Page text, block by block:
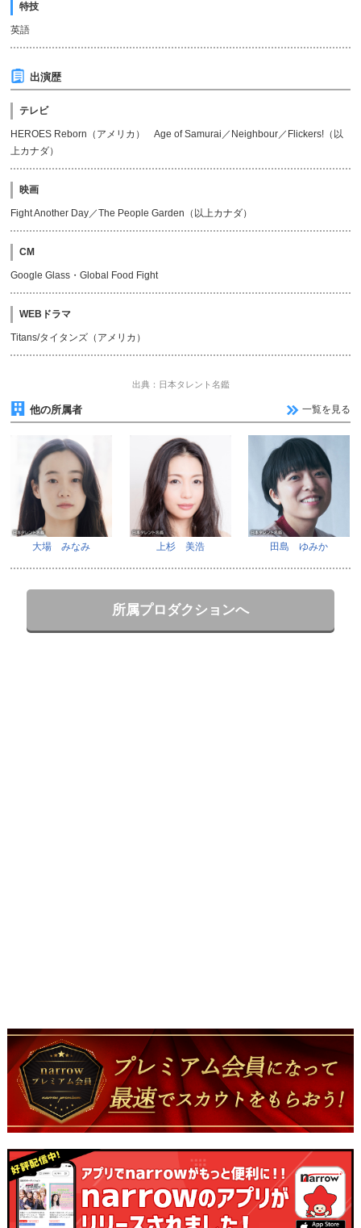
特技
英語
出演歴
テレビ
HEROES Reborn（アメリカ） Age of Samurai／Neighbour／Flickers!（以
上カナダ）
映画
Fight Another Day／The People Garden（以上カナダ）
CM
Google Glass・Global Food Fight
WEBドラマ
Titans/タイタンズ（アメリカ）
出典：日本タレント名鑑
他の所属者 一覧を見る
大場 みなみ 上杉 美浩 田島 ゆみか
所属プロダクションへ